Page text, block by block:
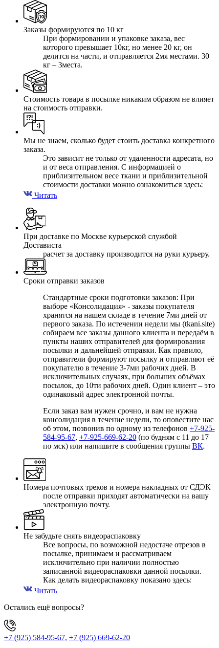
Заказы формируются по 10 кг
При формировании и упаковке заказа, вес
которого превышает 10кг, но менее 20 кг, он
делится на части, и отправляется 2мя местами. 30
кг – 3места.
Стоимость товара в посылке никаким образом не влияет
на стоимость отправки.
Мы не знаем, сколько будет стоить доставка конкретного
заказа.
Это зависит не только от удаленности адресата, но
и от веса отправления. С информацией о
приблизительном весе ткани и приблизительной
стоимости доставки можно ознакомиться здесь:
Читать
При доставке по Москве курьерской службой
Достависта
расчет за доставку производится на руки курьеру.
Сроки отправки заказов
Стандартные сроки подготовки заказов: При
выборе «Консолидация» - заказы покупателя
хранятся на нашем складе в течение 7ми дней от
первого заказа. По истечении недели мы (tkani.site)
собираем все заказы данного клиента и передаём в
пункты наших отправителей для формирования
посылки и дальнейшей отправки. Как правило,
отправители формируют посылку и отправляют её
покупателю в течение 3-7ми рабочих дней. В
исключительных случаях, при больших объёмах
посылок, до 10ти рабочих дней. Один клиент – это
одинаковый адрес электронной почты.
Если заказ вам нужен срочно, и вам не нужна
консолидация в течение недели, то оповестите нас
об этом, позвонив по одному из телефонов +7-925-
584-95-67, +7-925-669-62-20 (по будням с 11 до 17
по мск) или напишите в сообщения группы ВК.
Номера почтовых треков и номера накладных от СДЭК
после отправки приходят автоматически на вашу
электронную почту.
Не забудьте снять видеораспаковку
Все вопросы, по возможной недостаче отрезов в
посылке, принимаем и рассматриваем
исключительно при наличии полностью
записанной видеораспаковки данной посылки.
Как делать видеораспаковку показано здесь:
Читать
Остались ещё вопросы?
+7 (925) 584-95-67, +7 (925) 669-62-20